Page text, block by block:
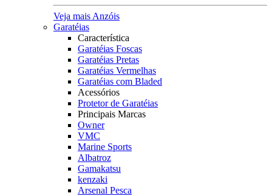
Veja mais Anzóis
Garatéias
Característica
Garatéias Foscas
Garatéias Pretas
Garatéias Vermelhas
Garatéias com Bladed
Acessórios
Protetor de Garatéias
Principais Marcas
Owner
VMC
Marine Sports
Albatroz
Gamakatsu
kenzaki
Arsenal Pesca